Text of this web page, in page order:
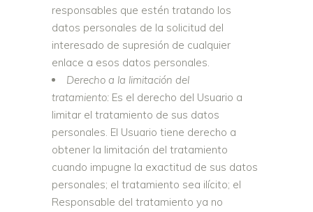
responsables que estén tratando los
datos personales de la solicitud del
interesado de supresión de cualquier
enlace a esos datos personales.
Derecho a la limitación del
tratamiento: Es el derecho del Usuario a
limitar el tratamiento de sus datos
personales. El Usuario tiene derecho a
obtener la limitación del tratamiento
cuando impugne la exactitud de sus datos
personales; el tratamiento sea ilícito; el
Responsable del tratamiento ya no